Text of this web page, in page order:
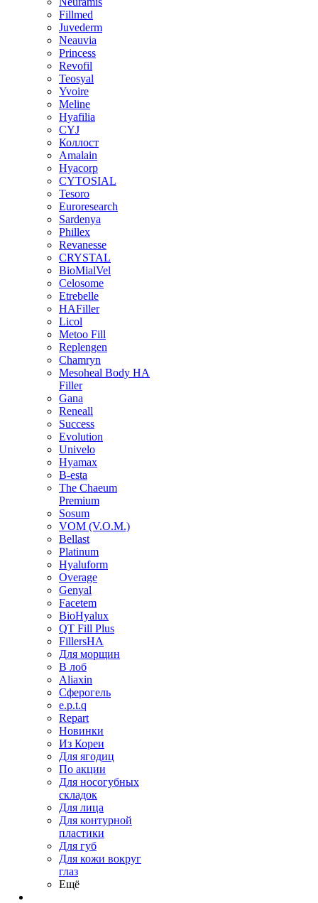
Fillmed
Juvederm
Neauvia
Princess
Revofil
Teosyal
Yvoire
Meline
Hyafilia
CYJ
Коллост
Amalain
Hyacorp
CYTOSIAL
Tesoro
Euroresearch
Sardenya
Phillex
Revanesse
CRYSTAL
BioMialVel
Celosome
Etrebelle
HAFiller
Licol
Metoo Fill
Replengen
Chamryn
Mesoheal Body HA
Filler
Gana
Reneall
Success
Evolution
Univelo
Hyamax
B-esta
The Chaeum
Premium
Sosum
VOM (V.O.M.)
Bellast
Platinum
Hyaluform
Overage
Genyal
Facetem
BioHyalux
QT Fill Plus
FillersHA
Для морщин
В лоб
Aliaxin
Сферогель
e.p.t.q
Repart
Новинки
Из Кореи
Для ягодиц
По акции
Для носогубных
складок
Для лица
Для контурной
пластики
Для губ
Для кожи вокруг
глаз
Ещё